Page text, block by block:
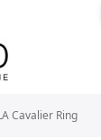
Cavalier Ring